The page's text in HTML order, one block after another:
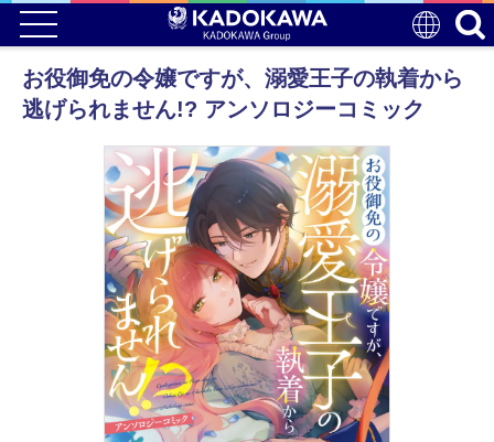
お役御免の令嬢ですが、溺愛王子の執着から
逃げられません!? アンソロジーコミック